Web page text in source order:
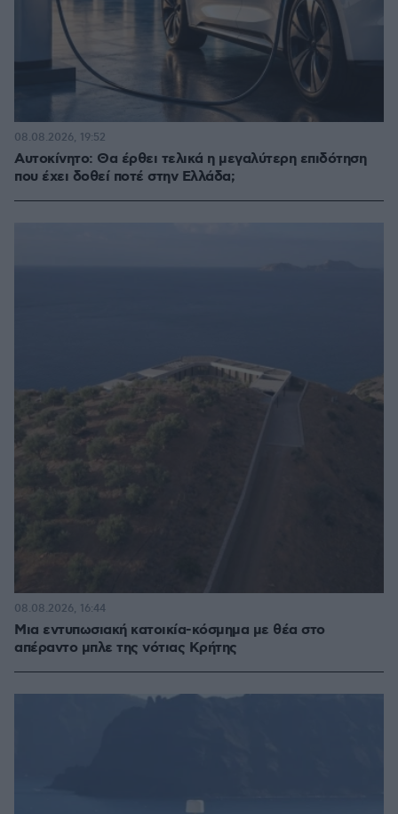
Αυτοκίνητο: Θα έρθει τελικά η μεγαλύτερη επιδότηση
που έχει δοθεί ποτέ στην Ελλάδα;
08.08.2026, 19:52
Μια εντυπωσιακή κατοικία-κόσμημα με θέα στο
απέραντο μπλε της νότιας Κρήτης
08.08.2026, 16:44